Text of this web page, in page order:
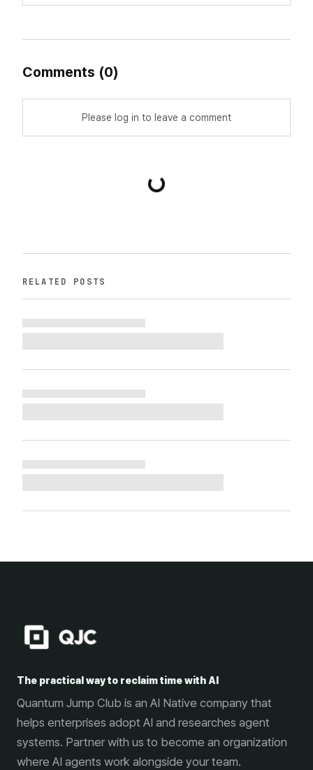
Comments (0)
Please log in to leave a comment
RELATED POSTS
The practical way to reclaim time with AI
Quantum Jump Club is an AI Native company that
helps enterprises adopt AI and researches agent
systems. Partner with us to become an organization
where AI agents work alongside your team.